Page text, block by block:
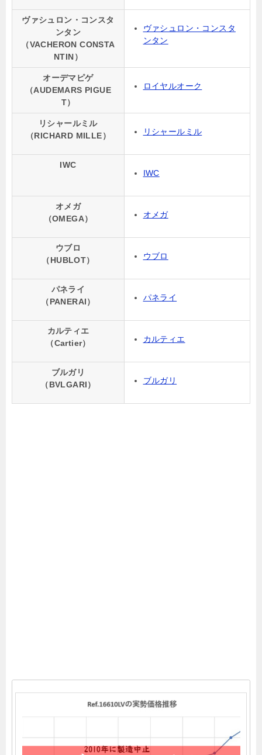
ヴァシュロン・コンスタ
ンタン
（VACHERON CONSTA
NTIN）
ヴァシュロン・コンスタ
ンタン
オーデマピゲ
（AUDEMARS PIGUE
T）
ロイヤルオーク
リシャールミル
（RICHARD MILLE）
リシャールミル
IWC
IWC
オメガ
（OMEGA）
オメガ
ウブロ
（HUBLOT）
ウブロ
パネライ
（PANERAI）
パネライ
カルティエ
（Cartier）
カルティエ
ブルガリ
（BVLGARI）
ブルガリ